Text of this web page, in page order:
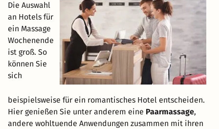
Die Auswahl
an Hotels für
ein Massage
Wochenende
ist groß. So
können Sie
sich
beispielsweise für ein romantisches Hotel entscheiden.
Hier genießen Sie unter anderem eine Paarmassage,
andere wohltuende Anwendungen zusammen mit ihren